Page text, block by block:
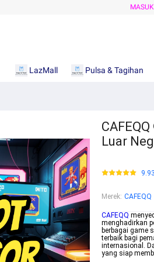
LazMall Pulsa & Tagihan
Luar
Merek: CAFEQQ
CAFEQQ
menghadirkan
berbagai game
terbaik bagi
internasional.
yang siap